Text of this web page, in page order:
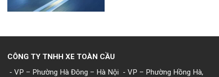
CÔNG TY TNHH XE TOÀN CẦU
- VP – Phường Hà Đông – Hà Nội - VP – Phường Hồng Hà,